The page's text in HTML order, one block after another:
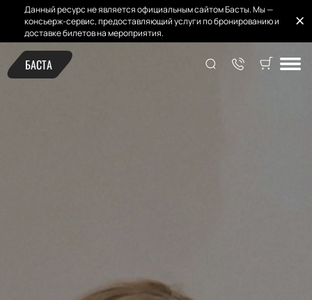
Данный ресурс не является официальным сайтом Басты. Мы —
консьерж-сервис, предоставляющий услуги по бронированию и
доставке билетов на мероприятия.
БАСТА